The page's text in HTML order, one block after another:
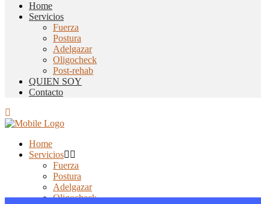
Home
Servicios
Fuerza
Postura
Adelgazar
Oligocheck
Post-rehab
QUIEN SOY
Contacto
Home
Servicios
Fuerza
Postura
Adelgazar
Oligocheck